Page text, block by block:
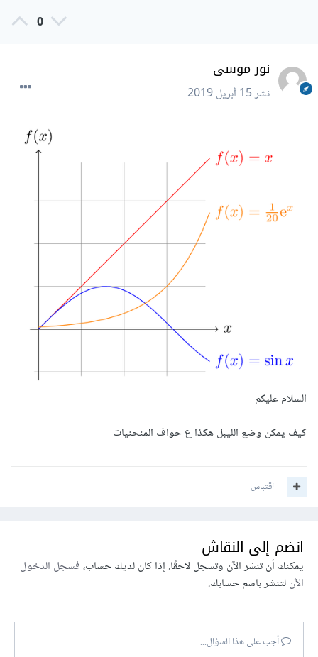
0
نور موسى
نشر15 أبريل 2019
السلام عليكم
كيف يمكن وضع الليبل هكذا ع حواف المنحنيات
اقتباس
انضم إلى النقاش
يمكنك أن تنشر الآن وتسجل لاحقًا. إذا كان لديك حساب،فسجل الدخول
الآنلتنشر باسم حسابك.
أجب على هذا السؤال...